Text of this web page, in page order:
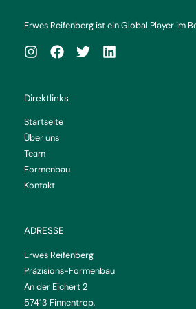
Erwes Reifenberg ist ein Global Player im
Direktlinks
Startseite
Über uns
Team
Formenbau
Kontakt
ADRESSE
Erwes Reifenberg
Präzisions-Formenbau
An der Eichert 2
57413 Finnentrop,